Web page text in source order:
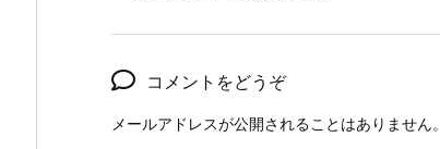
コメントをどうぞ
メールアドレスが公開されることはありません。